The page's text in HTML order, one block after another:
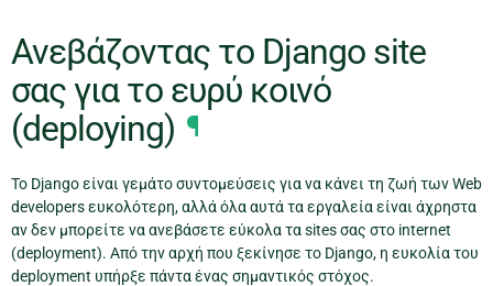
Ανεβάζοντας το Django site
σας για το ευρύ κοινό
(deploying) ¶
Το Django είναι γεμάτο συντομεύσεις για να κάνει τη ζωή των Web
developers ευκολότερη, αλλά όλα αυτά τα εργαλεία είναι άχρηστα
αν δεν μπορείτε να ανεβάσετε εύκολα τα sites σας στο internet
(deployment). Από την αρχή που ξεκίνησε το Django, η ευκολία του
deployment υπήρξε πάντα ένας σημαντικός στόχος.